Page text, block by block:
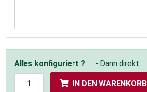
Alles konfiguriert ? - Dann direkt
IN DEN WARENKORB